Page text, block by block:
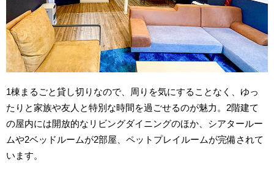
1棟まるごと貸し切りなので、周りを気にすることなく、ゆっ
たりと家族や友人と特別な時間を過ごせるのが魅力。2階建て
の屋内には開放的なリビングダイニングのほか、シアタールー
ムや2ベッドルームが2部屋、ペットプレイルームが完備されて
います。